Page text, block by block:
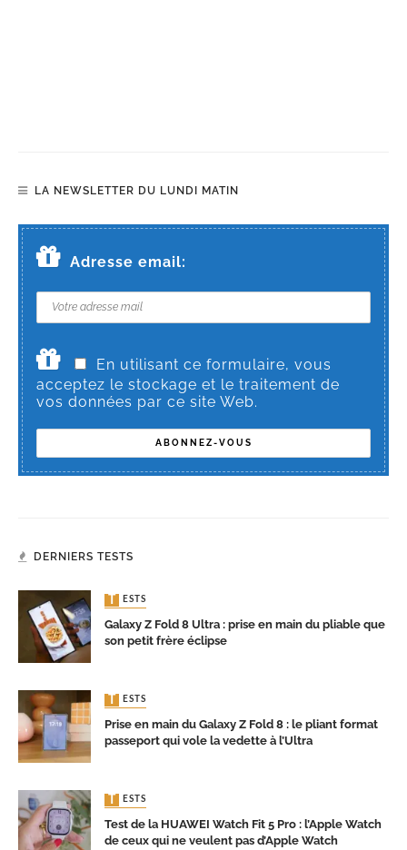
LA NEWSLETTER DU LUNDI MATIN
Adresse email:
En utilisant ce formulaire, vous
acceptez le stockage et le traitement de
vos données par ce site Web.
DERNIERS TESTS
TESTS
Galaxy Z Fold 8 Ultra : prise en main du pliable que
son petit frère éclipse
TESTS
Prise en main du Galaxy Z Fold 8 : le pliant format
passeport qui vole la vedette à l’Ultra
TESTS
Test de la HUAWEI Watch Fit 5 Pro : l’Apple Watch
de ceux qui ne veulent pas d’Apple Watch